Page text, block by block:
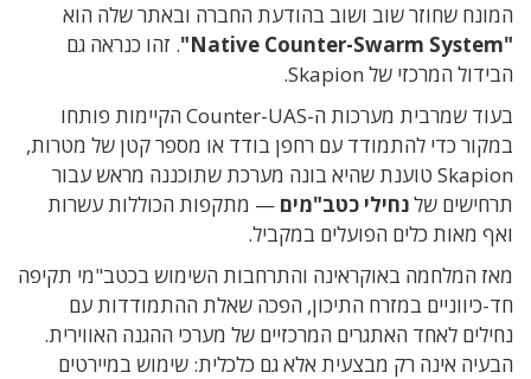
המונח שחוזר שוב ושוב בהודעת החברה ובאתר שלה הוא
"Native Counter-Swarm System"
. זהו כנראה גם
הבידול המרכזי של Skapion.
בעוד שמרבית מערכות ה-Counter-UAS הקיימות פותחו
במקור כדי להתמודד עם רחפן בודד או מספר קטן של מטרות,
Skapion טוענת שהיא בונה מערכת שתוכננה מראש עבור
תרחישים שלנחילי כטב"מים — מתקפות הכוללות עשרות
ואף מאות כלים הפועלים במקביל.
מאז המלחמה באוקראינה והתרחבות השימוש בכטב"מי תקיפה
חד-כיווניים במזרח התיכון, הפכה שאלת ההתמודדות עם
נחילים לאחד האתגרים המרכזיים של מערכי ההגנה האווירית.
הבעיה אינה רק מבצעית אלא גם כלכלית: שימוש במיירטים